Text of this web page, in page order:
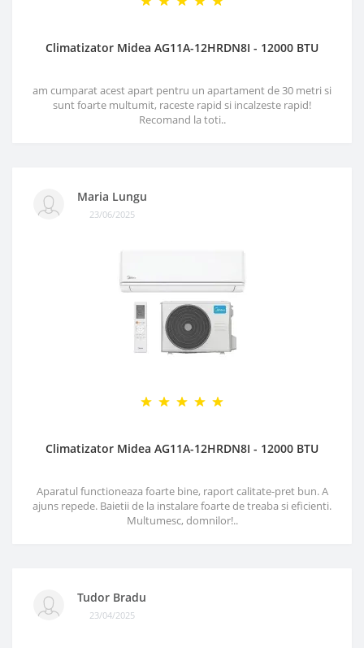
Climatizator Midea AG11A-12HRDN8I - 12000 BTU
am cumparat acest apart pentru un apartament de 30 metri si
sunt foarte multumit, raceste rapid si incalzeste rapid!
Recomand la toti..
Maria Lungu
23/06/2025
Climatizator Midea AG11A-12HRDN8I - 12000 BTU
Aparatul functioneaza foarte bine, raport calitate-pret bun. A
ajuns repede. Baietii de la instalare foarte de treaba si eficienti.
Multumesc, domnilor!..
Tudor Bradu
23/04/2025